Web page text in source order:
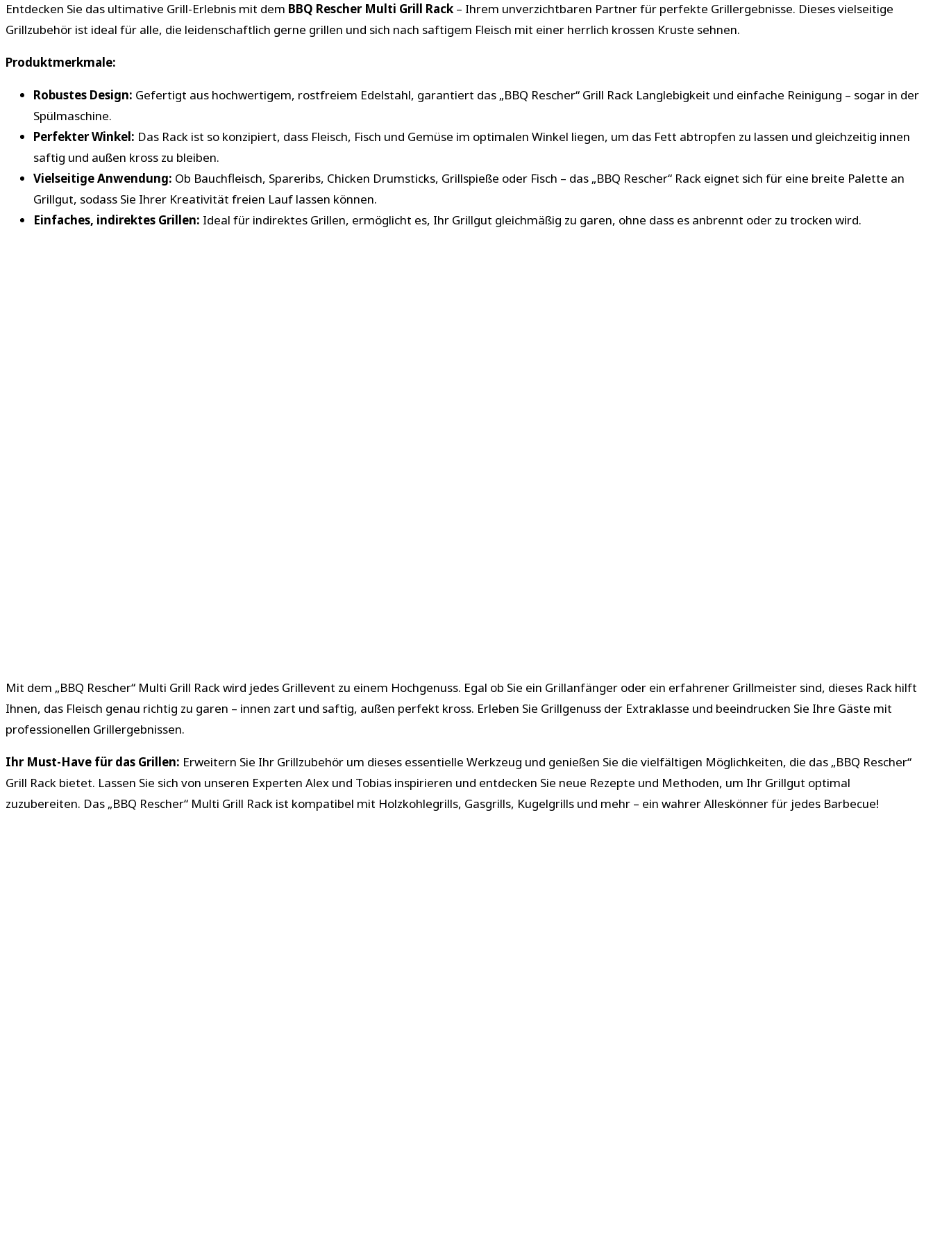
Entdecken Sie das ultimative Grill-Erlebnis mit dem BBQ Rescher Multi Grill Rack – Ihrem unverzichtbaren Partner für perfekte Grillergebnisse. Dieses vielseitige
Grillzubehör ist ideal für alle, die leidenschaftlich gerne grillen und sich nach saftigem Fleisch mit einer herrlich krossen Kruste sehnen.
Produktmerkmale:
Robustes Design: Gefertigt aus hochwertigem, rostfreiem Edelstahl, garantiert das „BBQ Rescher“ Grill Rack Langlebigkeit und einfache Reinigung – sogar in der
Spülmaschine.
Perfekter Winkel: Das Rack ist so konzipiert, dass Fleisch, Fisch und Gemüse im optimalen Winkel liegen, um das Fett abtropfen zu lassen und gleichzeitig innen
saftig und außen kross zu bleiben.
Vielseitige Anwendung: Ob Bauchfleisch, Spareribs, Chicken Drumsticks, Grillspieße oder Fisch – das „BBQ Rescher“ Rack eignet sich für eine breite Palette an
Grillgut, sodass Sie Ihrer Kreativität freien Lauf lassen können.
Einfaches, indirektes Grillen: Ideal für indirektes Grillen, ermöglicht es, Ihr Grillgut gleichmäßig zu garen, ohne dass es anbrennt oder zu trocken wird.
Mit dem „BBQ Rescher“ Multi Grill Rack wird jedes Grillevent zu einem Hochgenuss. Egal ob Sie ein Grillanfänger oder ein erfahrener Grillmeister sind, dieses Rack hilft
Ihnen, das Fleisch genau richtig zu garen – innen zart und saftig, außen perfekt kross. Erleben Sie Grillgenuss der Extraklasse und beeindrucken Sie Ihre Gäste mit
professionellen Grillergebnissen.
Ihr Must-Have für das Grillen: Erweitern Sie Ihr Grillzubehör um dieses essentielle Werkzeug und genießen Sie die vielfältigen Möglichkeiten, die das „BBQ Rescher“
Grill Rack bietet. Lassen Sie sich von unseren Experten Alex und Tobias inspirieren und entdecken Sie neue Rezepte und Methoden, um Ihr Grillgut optimal
zuzubereiten. Das „BBQ Rescher“ Multi Grill Rack ist kompatibel mit Holzkohlegrills, Gasgrills, Kugelgrills und mehr – ein wahrer Alleskönner für jedes Barbecue!